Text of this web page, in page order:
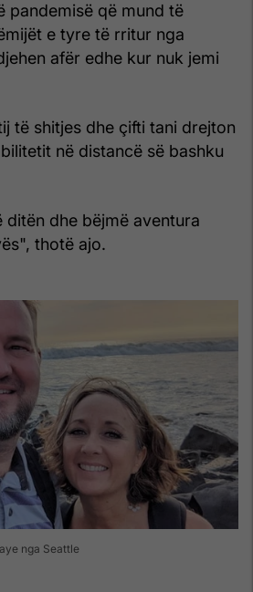
pandemisë që mund të
e tyre të rritur nga
afër edhe kur nuk jemi
të shitjes dhe çifti tani drejton
në distancë së bashku
ditën dhe bëjmë aventura
thotë ajo.
nga Seattle